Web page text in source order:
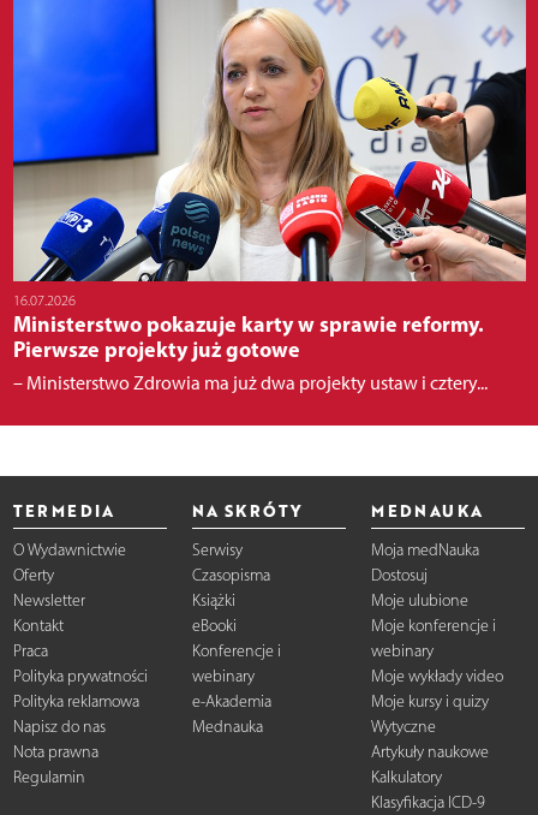
16.07.2026
Ministerstwo pokazuje karty w sprawie reformy.
Pierwsze projekty już gotowe
– Ministerstwo Zdrowia ma już dwa projekty ustaw i cztery...
TERMEDIA
O Wydawnictwie
Oferty
Newsletter
Kontakt
Praca
Polityka prywatności
Polityka reklamowa
Napisz do nas
Nota prawna
Regulamin
NA SKRÓTY
Serwisy
Czasopisma
Książki
eBooki
Konferencje i
webinary
e-Akademia
Mednauka
MEDNAUKA
Moja medNauka
Dostosuj
Moje ulubione
Moje konferencje i
webinary
Moje wykłady video
Moje kursy i quizy
Wytyczne
Artykuły naukowe
Kalkulatory
Klasyfikacja ICD-9